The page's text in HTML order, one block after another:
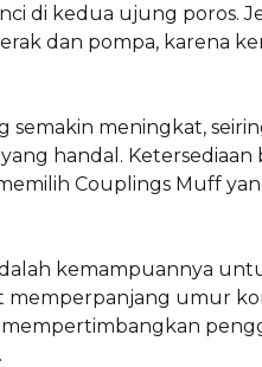
di kedua ujung poros.
dan pompa, karena
semakin meningkat,
handal. Ketersediaan
Couplings Muff
kemampuannya
memperpanjang umur